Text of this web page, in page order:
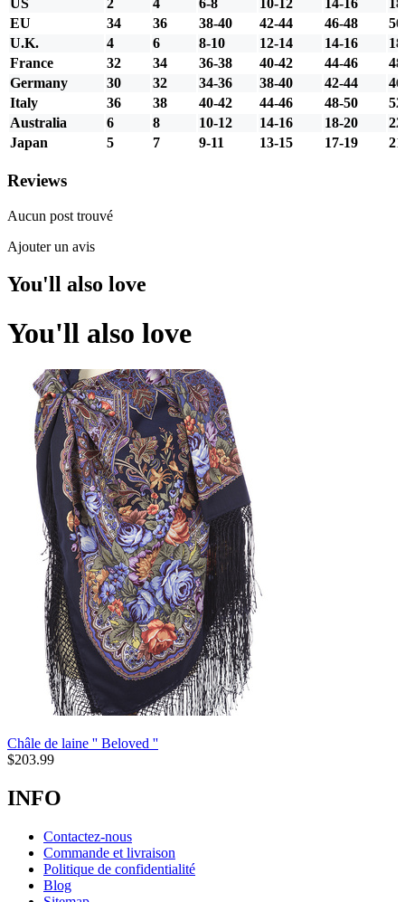
US
2 4 6-8 10-12 14-16
EU
34 36 38-40 42-44 46-48
U.K.
4 6 8-10 12-14 14-16
France
32 34 36-38 40-42 44-46
Germany
30 32 34-36 38-40 42-44
Italy
36 38 40-42 44-46 48-50
Australia
6 8 10-12 14-16 18-20
Japan
5 7 9-11 13-15 17-19
Reviews
Aucun post trouvé
Ajouter un avis
You'll also love
You'll also love
Châle de laine '' Beloved ''
$203.99
INFO
Contactez-nous
Commande et livraison
Politique de confidentialité
Blog